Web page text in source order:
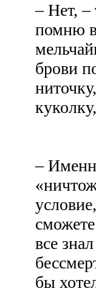
– Нет, –
помню
брови
–
все
бы